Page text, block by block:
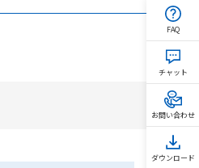
FAQ
チャット
お問い合わせ
ダウンロード